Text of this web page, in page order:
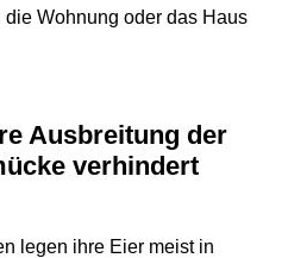
Wohnung oder das Haus
verhindert
legen ihre Eier meist in